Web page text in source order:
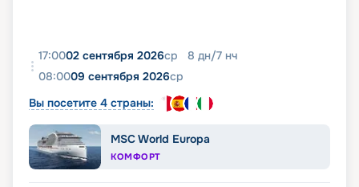
17:0002 сентября 2026ср 8 дн/7 нч
08:0009 сентября 2026ср
Вы посетите 4 страны:
MSC World Europa
КОМФОРТ